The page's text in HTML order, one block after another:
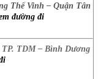
Thế Vinh – Quận Tân
đường đi
TDM – Bình Dương